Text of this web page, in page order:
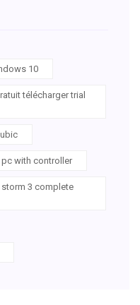
10
télécharger trial
with controller
3 complete